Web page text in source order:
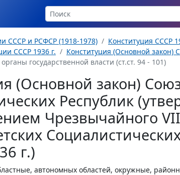
СССР и РСФСР (1918-1978)
Конституция СССР
СССР 1936 г.
Конституция (Основной закон)
государственной власти (ст.ст. 94 - 101)
(Основной закон)
Республик
Чрезвычайного
г.)
автономных областей, окружные,